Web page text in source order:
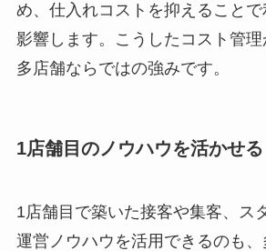
め、仕入れコストを抑えることで
影響します。こうしたコスト管理
多店舗ならではの強みです。
1店舗目のノウハウを活かせる
1店舗目で築いた接客や集客、ス
運営ノウハウを活用できるのも